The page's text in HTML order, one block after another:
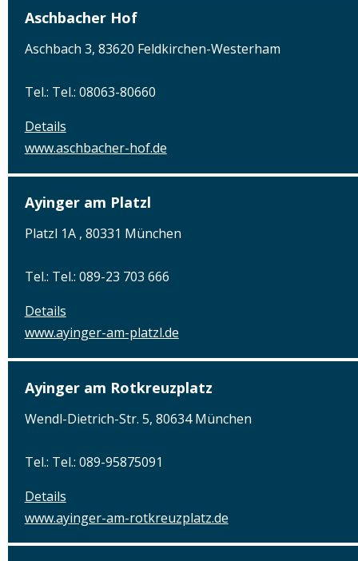
Aschbacher Hof
Aschbach 3, 83620 Feldkirchen-Westerham
Tel.: Tel.: 08063-80660
Details
www.aschbacher-hof.de
Ayinger am Platzl
Platzl 1A , 80331 München
Tel.: Tel.: 089-23 703 666
Details
www.ayinger-am-platzl.de
Ayinger am Rotkreuzplatz
Wendl-Dietrich-Str. 5, 80634 München
Tel.: Tel.: 089-95875091
Details
www.ayinger-am-rotkreuzplatz.de